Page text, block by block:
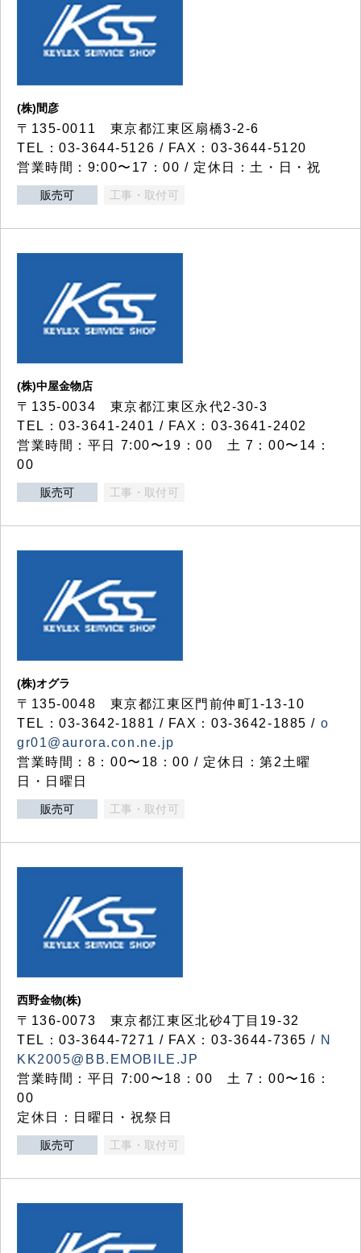
(株)間彦
〒135-0011 東京都江東区扇橋3-2-6
TEL：03-3644-5126 / FAX：03-3644-5120
営業時間：9:00〜17：00 / 定休日：土・日・祝
販売可 工事・取付可
(株)中屋金物店
〒135-0034 東京都江東区永代2-30-3
TEL：03-3641-2401 / FAX：03-3641-2402
営業時間：平日 7:00〜19：00 土 7：00〜14：
00
販売可 工事・取付可
(株)オグラ
〒135-0048 東京都江東区門前仲町1-13-10
TEL：03-3642-1881 / FAX：03-3642-1885 / o
gr01@aurora.con.ne.jp
営業時間：8：00〜18：00 / 定休日：第2土曜
日・日曜日
販売可 工事・取付可
西野金物(株)
〒136-0073 東京都江東区北砂4丁目19-32
TEL：03‐3644‐7271 / FAX：03-3644-7365 / N
KK2005@BB.EMOBILE.JP
営業時間：平日 7:00〜18：00 土 7：00〜16：
00
定休日：日曜日・祝祭日
販売可 工事・取付可